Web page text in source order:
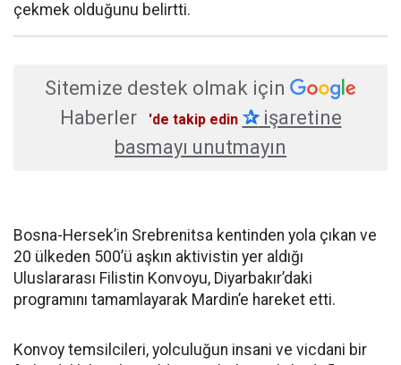
çekmek olduğunu belirtti.
Sitemize destek olmak için
Haberler
'de takip edin ✰işaretine
basmayı unutmayın
Bosna-Hersek’in Srebrenitsa kentinden yola çıkan ve
20 ülkeden 500’ü aşkın aktivistin yer aldığı
Uluslararası Filistin Konvoyu, Diyarbakır’daki
programını tamamlayarak Mardin’e hareket etti.
Konvoy temsilcileri, yolculuğun insani ve vicdani bir